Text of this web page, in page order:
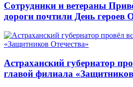
Сотрудники и ветераны
дороги почтили День героев
Астраханский губернатор
главой филиала